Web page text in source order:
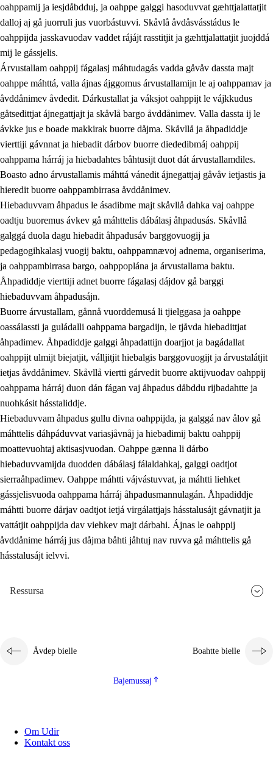
oahppamij ja iesjdåbdduj, ja oahppe galggi hasoduvvat gæhttjalattatjit
dalloj aj gå juorruli jus vuorbástuvvi. Skåvlå åvdåsvásstádus le
oahppijda jasskavuodav vaddet rájájt rasstitjit ja gæhttjalattatjit juojddá
mij le gássjelis.
Árvustallam oahppij fágalasj máhtudagás vadda gåvåv dassta majt
oahppe máhttá, valla ájnas ájggomus árvustallamijn le aj oahppamav ja
åvddånimev åvdedit. Dárkustallat ja váksjot oahppijt le vájkkudus
gåtsedittjat ájnegattjajt ja skåvlå bargo åvddånimev. Valla dassta ij le
ávkke jus e boade makkirak buorre dåjma. Skåvllå ja åhpadiddje
vierttiji gávnnat ja hiebadit dárbov buorre diededibmáj oahppij
oahppama hárráj ja hiebadahtes båhtusijt duot dát árvustallamdiles.
Boasto adno árvustallamis máhttá vánedit ájnegattjaj gåvåv ietjastis ja
hieredit buorre oahppambirrasa åvddånimev.
Hiebaduvvam åhpadus le ásadibme majt skåvllå dahka vaj oahppe
oadtju buoremus ávkev gå máhttelis dábálasj åhpadusás. Skåvllå
galggá duola dagu hiebadit åhpadusáv barggovuogij ja
pedagogihkalasj vuogij baktu, oahppamnævoj adnema, organiserima,
ja oahppambirrasa bargo, oahppoplána ja árvustallama baktu.
Åhpadiddje vierttiji adnet buorre fágalasj dájdov gå barggi
hiebaduvvam åhpadusájn.
Buorre árvustallam, gånnå vuorddemusá li tjielggasa ja oahppe
oassálassti ja guládalli oahppama bargadijn, le tjåvda hiebadittjat
åhpadimev. Åhpadiddje galggi åhpadattijn doarjjot ja bagádallat
oahppijt ulmijt biejatjit, válljitjit hiebalgis barggovuogijt ja árvustalátjit
ietjas åvddånimev. Skåvllå viertti gárvedit buorre aktijvuodav oahppij
oahppama hárráj duon dán fágan vaj åhpadus dåbddu rijbadahtte ja
nuohkásit hásstaliddje.
Hiebaduvvam åhpadus gullu divna oahppijda, ja galggá nav ålov gå
máhttelis dáhpáduvvat variasjåvnåj ja hiebadimij baktu oahppij
moattevuohtaj aktisasjvuodan. Oahppe gænna li dárbo
hiebaduvvamijda duodden dábálasj fálaldahkaj, galggi oadtjot
sierraåhpadimev. Oahppe máhtti vájvástuvvat, ja máhtti liehket
gássjelisvuoda oahppama hárráj åhpadusmannulagán. Åhpadiddje
máhtti buorre dårjav oadtjot ietjá virgálattjajs hásstalusájt gávnatjit ja
vattátjit oahppijda dav viehkev majt dárbahi. Ájnas le oahppij
åvddånime hárráj jus dåjma båhti jåhtuj nav ruvva gå máhttelis gå
hásstalusájt ielvvi.
Ressursa
Åvdep bielle Boahtte bielle
Bajemussaj
Om Udir
Kontakt oss